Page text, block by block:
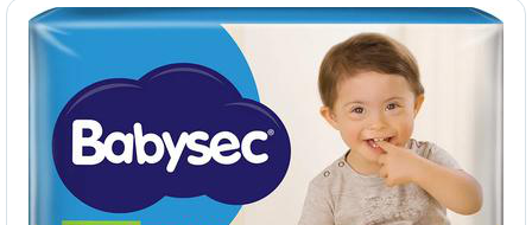
Pernambuco